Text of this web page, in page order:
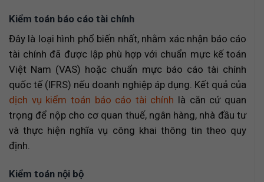
Kiểm toán báo cáo tài chính
Đây là loại hình phổ biến nhất, nhằm xác nhận báo cáo
tài chính đã được lập phù hợp với chuẩn mực kế toán
Việt Nam (VAS) hoặc chuẩn mực báo cáo tài chính
quốc tế (IFRS) nếu doanh nghiệp áp dụng. Kết quả của
dịch vụ kiểm toán báo cáo tài chính là căn cứ quan
trọng để nộp cho cơ quan thuế, ngân hàng, nhà đầu tư
và thực hiện nghĩa vụ công khai thông tin theo quy
định.
Kiểm toán nội bộ